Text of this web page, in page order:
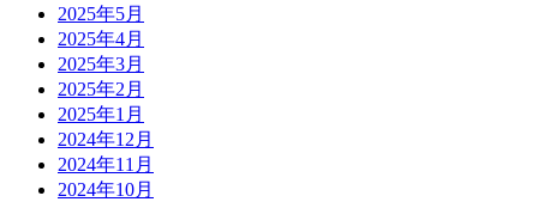
2025年5月
2025年4月
2025年3月
2025年2月
2025年1月
2024年12月
2024年11月
2024年10月